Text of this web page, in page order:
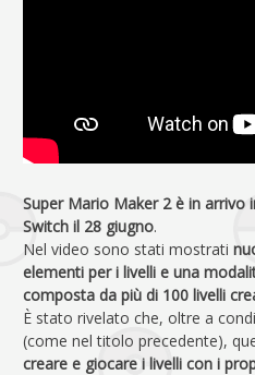
Super Mario Maker 2 è in arrivo
Switch il 28 giugno.
Nel video sono stati mostrati
elementi per i livelli e una
composta da più di 100 livelli
È stato rivelato che, oltre a
(come nel titolo precedente),
creare e giocare i livelli con i